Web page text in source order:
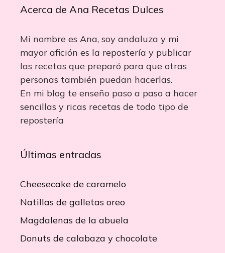
Acerca de Ana Recetas Dulces
Mi nombre es Ana, soy andaluza y mi
mayor afición es la repostería y publicar
las recetas que preparó para que otras
personas también puedan hacerlas.
En mi blog te enseño paso a paso a hacer
sencillas y ricas recetas de todo tipo de
repostería
Últimas entradas
Cheesecake de caramelo
Natillas de galletas oreo
Magdalenas de la abuela
Donuts de calabaza y chocolate